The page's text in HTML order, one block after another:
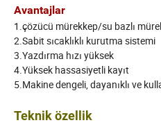
Avantajlar
1.çözücü mürekkep/su bazlı
2.Sabit sıcaklıklı kurutma sistemi
3.Yazdırma hızı yüksek
4.Yüksek hassasiyetli kayıt
5.Makine dengeli, dayanıklı ve
Teknik özellik